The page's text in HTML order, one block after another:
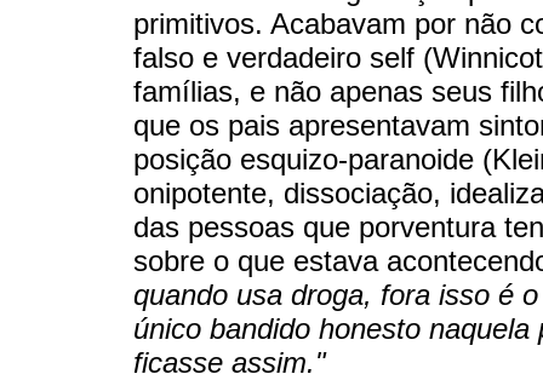
primitivos. Acabavam por não
falso e verdadeiro self
famílias, e não apenas seus
que os pais apresentavam
posição esquizo-paranoide
onipotente, dissociação,
das pessoas que porventura
sobre o que estava
quando usa droga, fora isso é
único bandido honesto
ficasse assim."